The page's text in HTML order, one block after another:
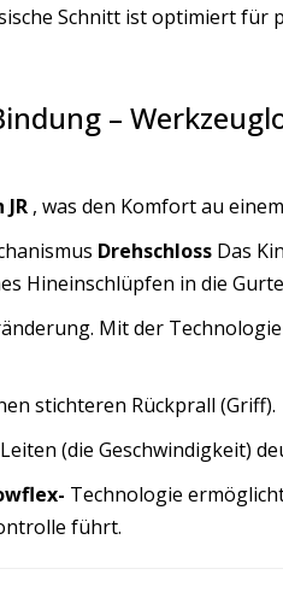
Schnitt ist optimiert für
–
, was den Komfort au
Drehschloss Das
Hineinschlüpfen in die
Mit der Technologie
stichteren Rückprall (Griff).
(die Geschwindigkeit)
Technologie
führt.